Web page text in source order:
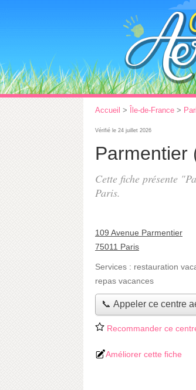
Accueil > Île-de-France >
Vérifié le 24 juillet 2026
Parmentier
Cette fiche présente
Paris.
109 Avenue Parmentier
75011 Paris
Services : restauration
repas vacances
📞 Appeler ce centre
Recommander ce
Améliorer cette fiche